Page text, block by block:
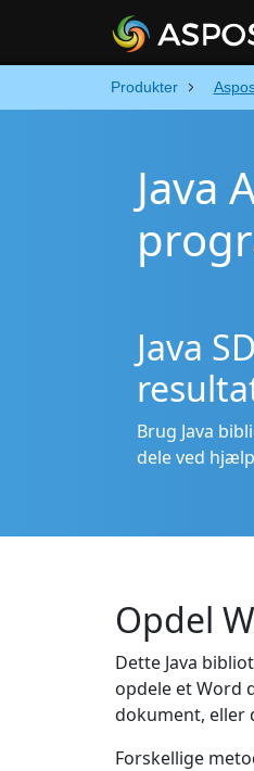
Produkter
Java
Java
Brug Java
dele ved hjælp
Opdel
Dette Java
opdele et Word
dokument, eller
Forskellige